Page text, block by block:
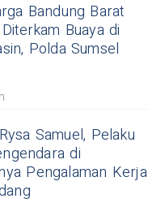
Bandung Barat
Buaya di
Polda Sumsel
Samuel, Pelaku
di
Pengalaman Kerja